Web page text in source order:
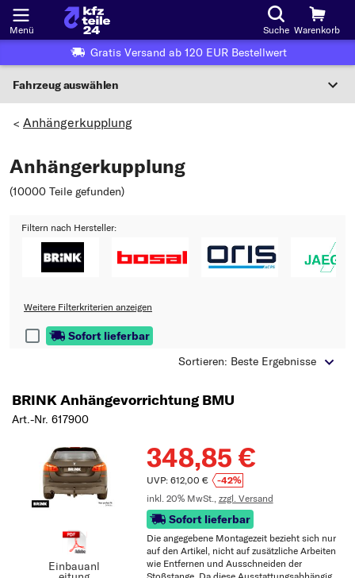
Menü Suche Warenkorb
Gratis Versand ab 120 EUR Bestellwert
Fahrzeug auswählen
Wo finde ich die?
Fahrzeug auswählen
Oder Fahrzeugauswahl nach Kriterien:
Modell wählen
> Anhängerkupplung
Anhängerkupplung
(10000 Teile gefunden)
Filtern nach Hersteller:
Weitere Filterkriterien anzeigen
Sofort lieferbar
Sortieren: Beste Ergebnisse
BRINK Anhängevorrichtung BMU
Art.-Nr. 617900
Einbauanl
348,85 €
UVP: 612,00 €
-42%
inkl. 20% MwSt., zzgl. Versand
Sofort lieferbar
Die angegebene Montagezeit bezieht sich nur
auf den Artikel, nicht auf zusätzliche Arbeiten
wie Entfernen und Ausschneiden der